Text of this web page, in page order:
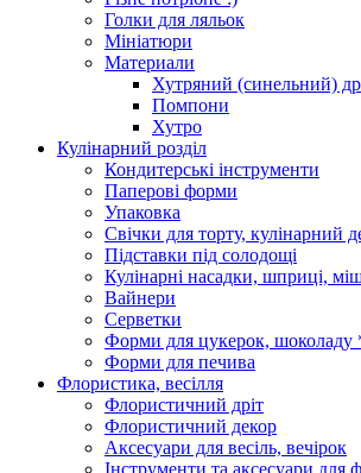
Голки для ляльок
Мініатюри
Материали
Хутряний (синельний)
Помпони
Хутро
Кулінарний розділ
Кондитерські інструменти
Паперові форми
Упаковка
Свічки для торту, кулінарний
Підставки під солодощі
Кулінарні насадки, шприці,
Вайнери
Серветки
Форми для цукерок, шоколаду
Форми для печива
Флористика, весілля
Флористичний дріт
Флористичний декор
Аксесуари для весіль, вечірок
Інструменти та аксесуари для